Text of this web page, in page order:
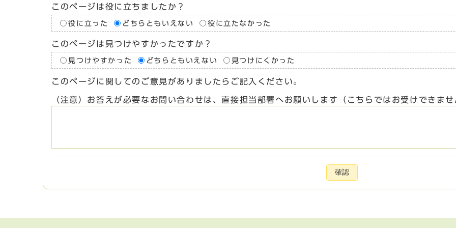
このページは役に立ちましたか？
役に立った どちらともいえない 役に立たなかった
このページは見つけやすかったですか？
見つけやすかった どちらともいえない 見つけにくかった
このページに関してのご意見がありましたらご記入ください。
（注意）お答えが必要なお問い合わせは、直接担当部署へお願いします（こちらではお受けできま
確認